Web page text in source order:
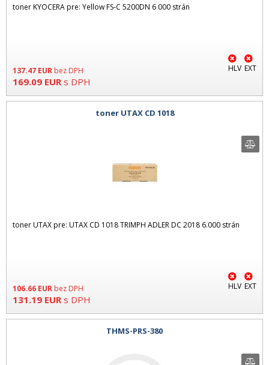
toner KYOCERA pre: Yellow FS-C 5200DN 6 000 strán
137.47 EUR bez DPH
169.09 EUR s DPH
HLV EXT
toner UTAX CD 1018
toner UTAX pre: UTAX CD 1018 TRIMPH ADLER DC 2018 6.000 strán
106.66 EUR bez DPH
131.19 EUR s DPH
HLV EXT
THMS-PRS-380